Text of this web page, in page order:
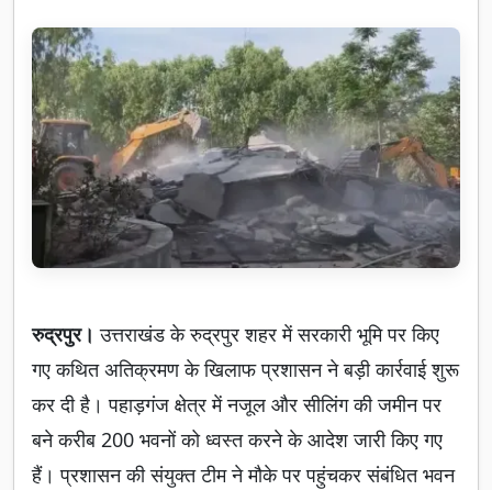
रुद्रपुर।उत्तराखंड के रुद्रपुर शहर में सरकारी भूमि पर किए
गए कथित अतिक्रमण के खिलाफ प्रशासन ने बड़ी कार्रवाई शुरू
कर दी है। पहाड़गंज क्षेत्र में नजूल और सीलिंग की जमीन पर
बने करीब 200 भवनों को ध्वस्त करने के आदेश जारी किए गए
हैं। प्रशासन की संयुक्त टीम ने मौके पर पहुंचकर संबंधित भवन